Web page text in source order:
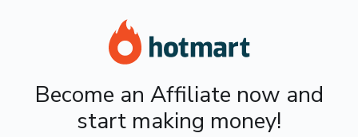
Become an Affiliate now and
start making money!